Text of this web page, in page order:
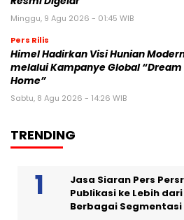
Minggu, 9 Agu 2026 - 01:45 WIB
Pers Rilis
Himel Hadirkan Visi Hunian
melalui Kampanye Global “Dream
Home”
Sabtu, 8 Agu 2026 - 14:26 WIB
TRENDING
Jasa Siaran Pers
Publikasi ke Lebih
Berbagai Segmentasi